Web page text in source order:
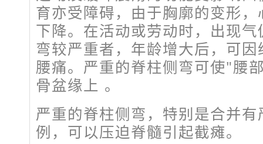
育亦受障碍，由于胸廓的变形
下降。在活动或劳动时，出现
弯较严重者，年龄增大后，可
腰痛。严重的脊柱侧弯可使"腰
骨盆缘上 。
严重的脊柱侧弯，特别是合并
例，可以压迫脊髓引起截瘫。